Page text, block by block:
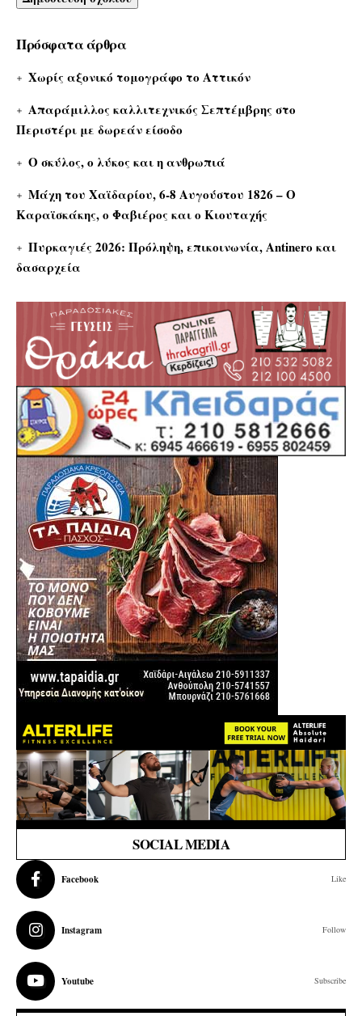
Πρόσφατα άρθρα
Χωρίς αξονικό τομογράφο το Αττικόν
Απαράμιλλος καλλιτεχνικός Σεπτέμβρης στο
Περιστέρι με δωρεάν είσοδο
Ο σκύλος, ο λύκος και η ανθρωπιά
Μάχη του Χαϊδαρίου, 6-8 Αυγούστου 1826 – Ο
Καραϊσκάκης, ο Φαβιέρος και ο Κιουταχής
Πυρκαγιές 2026: Πρόληψη, επικοινωνία, Antinero και
δασαρχεία
SOCIAL MEDIA
Facebook Like
Instagram Follow
Youtube Subscribe